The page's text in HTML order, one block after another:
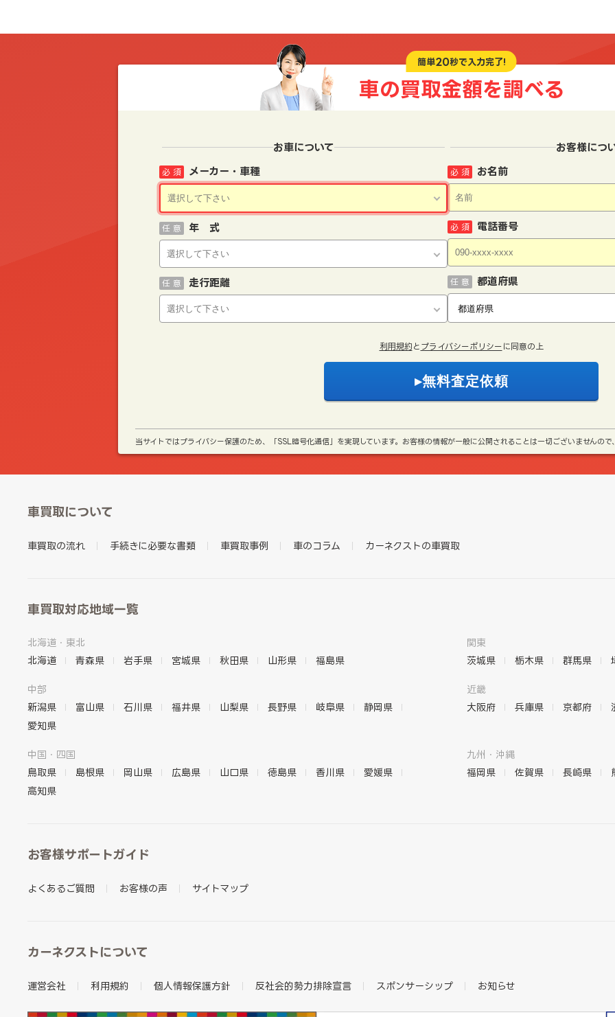
簡単20秒で入力完了!
車の買取金額を調べる
お車について
メーカー・車種
必 須
年 式
任 意
走行距離
任 意
お客様につ
お名前
必 須
電話番号
必 須
都道府県
任 意
利用規約 と プライバシーポリシー に同意の上
当サイトではプライバシー保護のため、「SSL暗号化通信」を実現しています。お客様の情報が一般に公開されることは一切ございませんの
車買取について
車買取の流れ 手続きに必要な書類 車買取事例 車のコラム カーネクストの車買取
車買取対応地域一覧
北海道・東北
北海道
青森県 岩手県 宮城県 秋田県 山形県 福島県
関東
茨城県
栃木県 群馬県
中部
新潟県
富山県 石川県 福井県 山梨県 長野県 岐阜県
静岡県
愛知県
近畿
大阪府
兵庫県 京都府
中国・四国
鳥取県
島根県 岡山県 広島県 山口県 徳島県 香川県
愛媛県
高知県
九州・沖縄
福岡県
佐賀県 長崎県
お客様サポートガイド
よくあるご質問 お客様の声 サイトマップ
カーネクストについて
運営会社 利用規約 個人情報保護方針 反社会的勢力排除宣言 スポンサーシップ お知らせ